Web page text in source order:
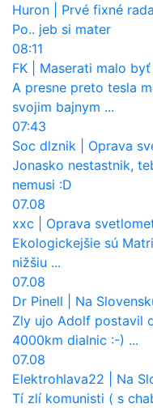
Huron
Prvé fixné radary sú na
Po.. jeb si mater
08:11
FK
Maserati malo byť čisto
A presne preto tesla
svojim bajnym ...
07:43
Soc dlznik
Oprava svetlometov
Jonasko nestastnik,
nemusi :D
07.08
xxc
Oprava svetlometov by mala
Ekologickejšie sú
nižšiu ...
07.08
Dr Pinell
Na Slovensku
Zly ujo Adolf postavil
4000km dialnic :-) ...
07.08
Elektrohlava22
Na
Tí zlí komunisti ( s